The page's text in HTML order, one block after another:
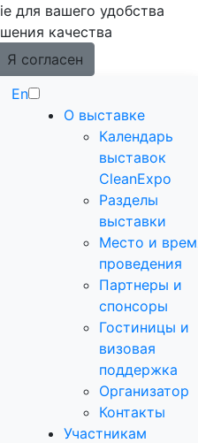
для вашего удобства
качества
Я согласен
En
О выставке
Календарь
выставок
CleanExpo
Разделы
выставки
Место и
проведения
Партнеры и
спонсоры
Гостиницы и
визовая
поддержка
Организатор
Контакты
Участникам